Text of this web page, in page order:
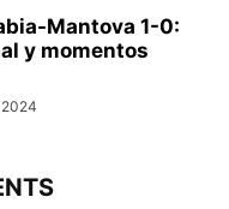
Mantova 1-0:
y momentos